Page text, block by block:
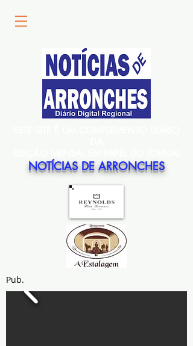
NOTÍCIAS DE ARRONCHES
Pub.